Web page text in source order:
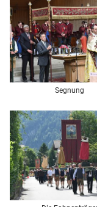
Segnung